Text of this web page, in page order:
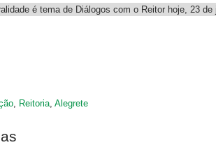
é tema de Diálogos com o Reitor hoje, 23 de
Reitoria Alegrete